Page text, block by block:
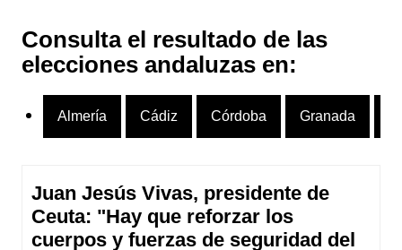
Consulta el resultado de las
elecciones andaluzas en:
Almería Cádiz Córdoba Granada
Juan Jesús Vivas, presidente de
Ceuta: "Hay que reforzar los
cuerpos y fuerzas de seguridad del